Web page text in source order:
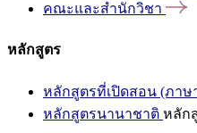
คณะและสำนักวิชา
หลักสูตร
หลักสูตรที่เปิดสอน (ภาษ
หลักสูตรนานาชาติ หลัก